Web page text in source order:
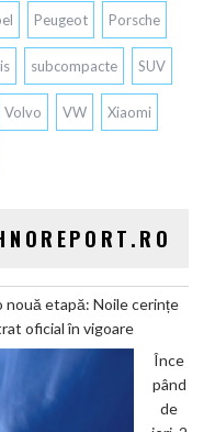
Peugeot Porsche
subcompacte SUV
Volvo VW Xiaomi
etapă: Noile cerințe
oficial în vigoare
Înce
pând
de